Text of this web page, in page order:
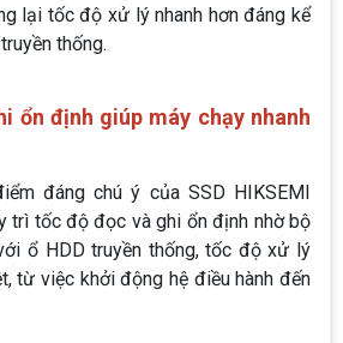
lại tốc độ xử lý nhanh hơn đáng kể
thống.
ổn định giúp máy chạy nhanh
đáng chú ý của SSD HIKSEMI
trì tốc độ đọc và ghi ổn định nhờ bộ
ổ HDD truyền thống, tốc độ xử lý
từ việc khởi động hệ điều hành đến